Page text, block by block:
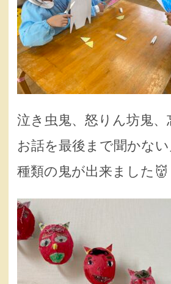
泣き虫鬼、怒りん坊鬼、
お話を最後まで聞かな
種類の鬼が出来ました👹